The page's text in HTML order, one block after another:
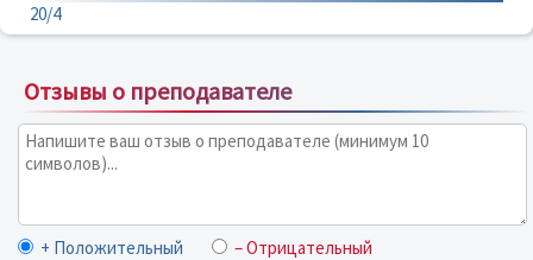
20/4
Отзывы о преподавателе
+ Положительный – Отрицательный